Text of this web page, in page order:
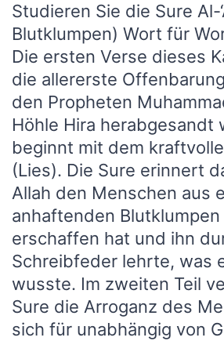
Studieren Sie die Sure Al-
Blutklumpen) Wort für
Die ersten Verse dieses
die allererste
den Propheten
Höhle Hira herabgesandt
beginnt mit dem
(Lies). Die Sure erinnert
Allah den Menschen aus
anhaftenden Blutklumpen
erschaffen hat und ihn
Schreibfeder lehrte, was
wusste. Im zweiten Teil
Sure die Arroganz des
sich für unabhängig von